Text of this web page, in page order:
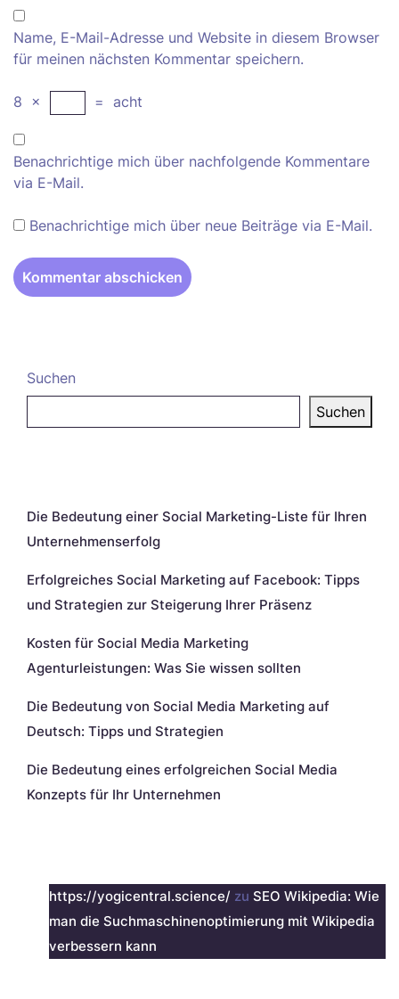
Name, E-Mail-Adresse und Website in diesem Browser
für meinen nächsten Kommentar speichern.
8 × = acht
Benachrichtige mich über nachfolgende Kommentare
via E-Mail.
Benachrichtige mich über neue Beiträge via E-Mail.
Suchen
Suchen
Die Bedeutung einer Social Marketing-Liste für Ihren
Unternehmenserfolg
Erfolgreiches Social Marketing auf Facebook: Tipps
und Strategien zur Steigerung Ihrer Präsenz
Kosten für Social Media Marketing
Agenturleistungen: Was Sie wissen sollten
Die Bedeutung von Social Media Marketing auf
Deutsch: Tipps und Strategien
Die Bedeutung eines erfolgreichen Social Media
Konzepts für Ihr Unternehmen
https://yogicentral.science/ zu SEO Wikipedia: Wie
man die Suchmaschinenoptimierung mit Wikipedia
verbessern kann